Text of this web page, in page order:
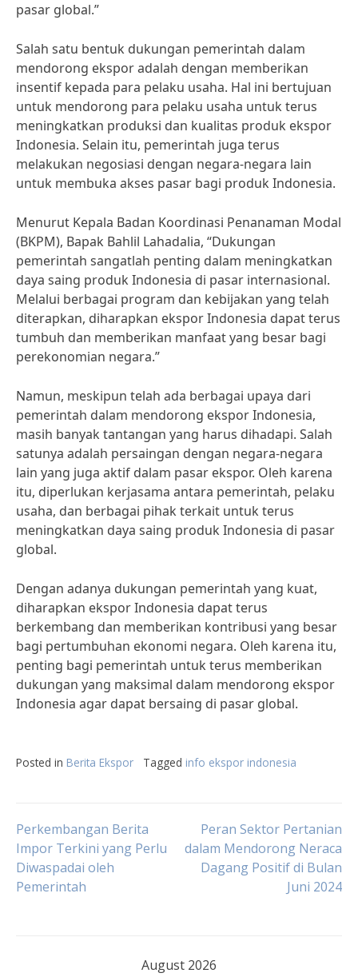
pasar global.”
Salah satu bentuk dukungan pemerintah dalam
mendorong ekspor adalah dengan memberikan
insentif kepada para pelaku usaha. Hal ini bertujuan
untuk mendorong para pelaku usaha untuk terus
meningkatkan produksi dan kualitas produk ekspor
Indonesia. Selain itu, pemerintah juga terus
melakukan negosiasi dengan negara-negara lain
untuk membuka akses pasar bagi produk Indonesia.
Menurut Kepala Badan Koordinasi Penanaman Modal
(BKPM), Bapak Bahlil Lahadalia, “Dukungan
pemerintah sangatlah penting dalam meningkatkan
daya saing produk Indonesia di pasar internasional.
Melalui berbagai program dan kebijakan yang telah
diterapkan, diharapkan ekspor Indonesia dapat terus
tumbuh dan memberikan manfaat yang besar bagi
perekonomian negara.”
Namun, meskipun telah ada berbagai upaya dari
pemerintah dalam mendorong ekspor Indonesia,
masih banyak tantangan yang harus dihadapi. Salah
satunya adalah persaingan dengan negara-negara
lain yang juga aktif dalam pasar ekspor. Oleh karena
itu, diperlukan kerjasama antara pemerintah, pelaku
usaha, dan berbagai pihak terkait untuk terus
meningkatkan daya saing produk Indonesia di pasar
global.
Dengan adanya dukungan pemerintah yang kuat,
diharapkan ekspor Indonesia dapat terus
berkembang dan memberikan kontribusi yang besar
bagi pertumbuhan ekonomi negara. Oleh karena itu,
penting bagi pemerintah untuk terus memberikan
dukungan yang maksimal dalam mendorong ekspor
Indonesia agar dapat bersaing di pasar global.
Posted in Berita Ekspor Tagged info ekspor indonesia
Post
navigation
Perkembangan Berita
Impor Terkini yang Perlu
Diwaspadai oleh
Pemerintah
Peran Sektor Pertanian
dalam Mendorong Neraca
Dagang Positif di Bulan
Juni 2024
August 2026